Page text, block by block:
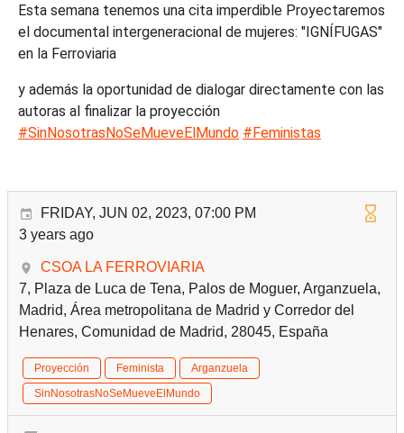
Esta semana tenemos una cita imperdible Proyectaremos
el documental intergeneracional de mujeres: "IGNÍFUGAS"
en la Ferroviaria
y además la oportunidad de dialogar directamente con las
autoras al finalizar la proyección
#SinNosotrasNoSeMueveElMundo #Feministas
FRIDAY, JUN 02, 2023, 07:00 PM
3 years ago
CSOA LA FERROVIARIA
7, Plaza de Luca de Tena, Palos de Moguer, Arganzuela,
Madrid, Área metropolitana de Madrid y Corredor del
Henares, Comunidad de Madrid, 28045, España
Proyección Feminista
Arganzuela
SinNosotrasNoSeMueveElMundo